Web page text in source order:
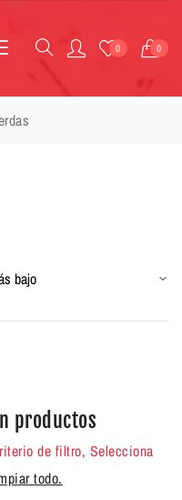
0 0
productos
de filtro, Selecciona
todo.